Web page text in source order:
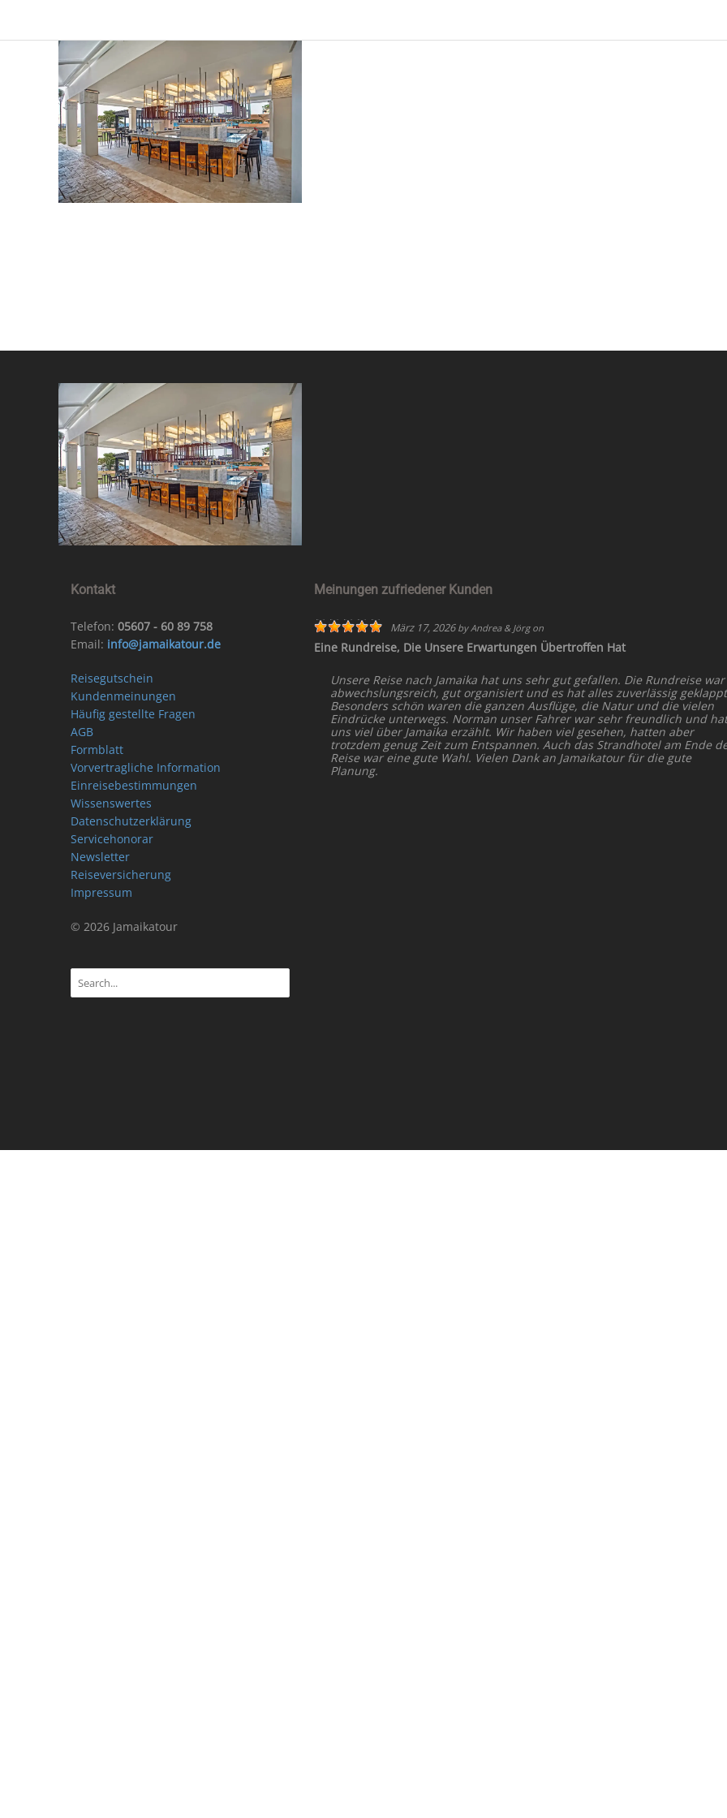
Kontakt
Telefon: 05607 - 60 89 758
Email: info@jamaikatour.de
Reisegutschein
Kundenmeinungen
Häufig gestellte Fragen
AGB
Formblatt
Vorvertragliche Information
Einreisebestimmungen
Wissenswertes
Datenschutzerklärung
Servicehonorar
Newsletter
Reiseversicherung
Impressum
© 2026 Jamaikatour
Meinungen zufriedener Kunden
März 17, 2026byAndrea & Jörgon
Eine Rundreise, Die Unsere Erwartungen Übertroffen Hat
Unsere Reise nach Jamaika hat uns sehr gut gefallen. Die Rundreise war
abwechslungsreich, gut organisiert und es hat alles zuverlässig
Besonders schön waren die ganzen Ausflüge, die Natur und die vielen
Eindrücke unterwegs. Norman unser Fahrer war sehr freundlich und hat
uns viel über Jamaika erzählt. Wir haben viel gesehen, hatten aber
trotzdem genug Zeit zum Entspannen. Auch das Strandhotel am Ende
Reise war eine gute Wahl. Vielen Dank an Jamaikatour für die gute
Planung.